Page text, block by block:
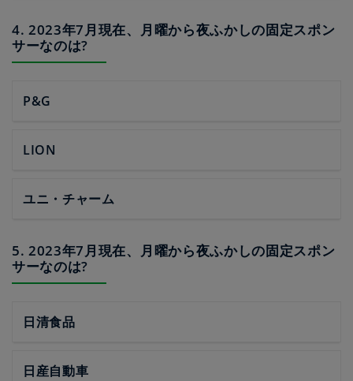
4. 2023年7月現在、月曜から夜ふかしの固定スポン
サーなのは?
P&G
LION
ユニ・チャーム
5. 2023年7月現在、月曜から夜ふかしの固定スポン
サーなのは?
日清食品
日産自動車